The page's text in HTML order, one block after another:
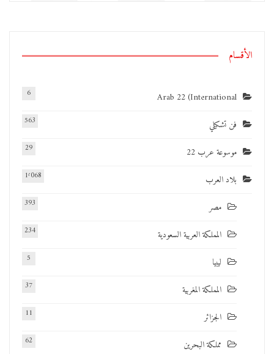
الأقسام
Arab 22 (International
6
فن تشكيلي 563
موسوعة عرب 22 29
بلاد العرب 1٬068
مصر 393
المملكة العربية السعودية 234
ليبيا 5
المملكة المغربية 37
الجزائر 11
مملكة البحرين 62